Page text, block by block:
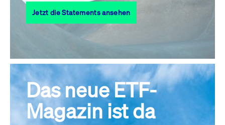
31
Alle Events
Jetzt die Statements ansehen
Das neue ETF-
Magazin ist da